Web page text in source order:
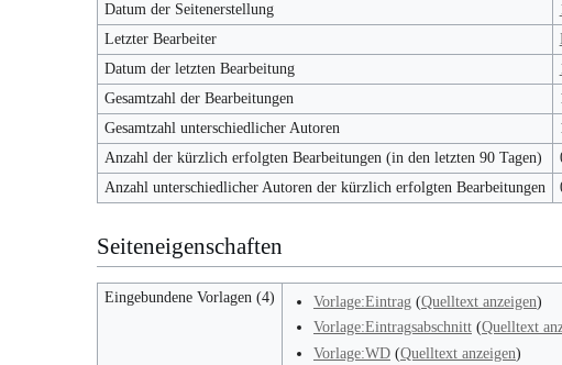
Datum der Seitenerstellung
Letzter Bearbeiter
Datum der letzten Bearbeitung
Gesamtzahl der Bearbeitungen
Gesamtzahl unterschiedlicher Autoren
Anzahl der kürzlich erfolgten Bearbeitungen (in den letzten 90 Tagen)
Anzahl unterschiedlicher Autoren der kürzlich erfolgten Bearbeitungen
Seiteneigenschaften
Eingebundene Vorlagen (4) Vorlage:Eintrag(Quelltext anzeigen)
Vorlage:Eintragsabschnitt(Quelltext
Vorlage:WD(Quelltext anzeigen)